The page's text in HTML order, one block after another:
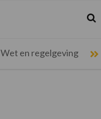
Wet en regelgeving